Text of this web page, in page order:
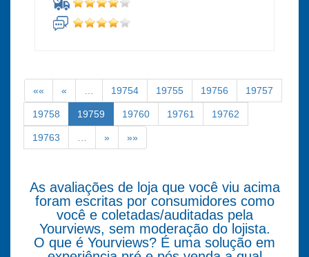
«« « 19754 19755 19756 19757
19758 19759 19760 19761 19762
19763 » »»
As avaliações de loja que você viu acima
foram escritas por consumidores como
você e coletadas/auditadas pela
Yourviews, sem moderação do lojista.
O que é Yourviews? É uma solução em